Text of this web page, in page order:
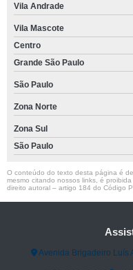
Vila Andrade
Vila Mascote
Centro
Grande São Paulo
São Paulo
Zona Norte
Zona Sul
São Paulo
O conteúdo do texto desta página é
mesmo citando nossos links, é
direito autoral – artigo 184 do Código
Avenida Brigadeiro Luís